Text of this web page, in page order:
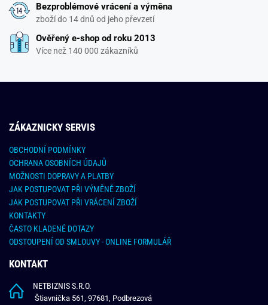
Bezproblémové vrácení a výměna
zboží do 14 dnů od jeho převzetí
Ověřený e-shop od roku 2013
Více než 140 000 zákazníků
ZÁKAZNICKY SERVIS
OBCHODNÍ PODMÍNKY
OCHRANA OSOBNÍCH ÚDAJŮ
MOŽNOSTI DOPRAVY A PLATBY
JAK POSTUPOVAT PŘI VÝMĚNĚ ZBOŽÍ
JAK POSTUPOVAT PŘI VRÁCENÍ ZBOŽÍ
KONTAKTY
ČASTO KLADENÉ DOTAZY
ODSTOUPENÍ OD SMLOUVY - ONLINE FORMULÁŘ
KONTAKT
NETBIZNIS S.R.O.
Štiavnička 561, 97681, Podbrezová